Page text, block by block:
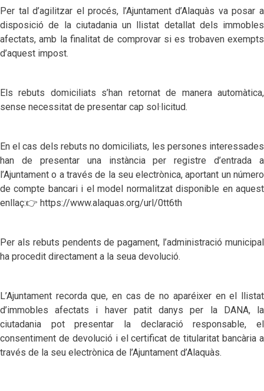
Per tal d’agilitzar el procés, l’Ajuntament d’Alaquàs va posar a
disposició de la ciutadania un llistat detallat dels immobles
afectats, amb la finalitat de comprovar si es trobaven exempts
d’aquest impost.
Els rebuts domiciliats s’han retornat de manera automàtica,
sense necessitat de presentar cap sol·licitud.
En el cas dels rebuts no domiciliats, les persones interessades
han de presentar una instància per registre d’entrada a
l’Ajuntament o a través de la seu electrònica, aportant un número
de compte bancari i el model normalitzat disponible en aquest
enllaç:👉 https://www.alaquas.org/url/0tt6th
Per als rebuts pendents de pagament, l’administració municipal
ha procedit directament a la seua devolució.
L’Ajuntament recorda que, en cas de no aparéixer en el llistat
d’immobles afectats i haver patit danys per la DANA, la
ciutadania pot presentar la declaració responsable, el
consentiment de devolució i el certificat de titularitat bancària a
través de la seu electrònica de l’Ajuntament d’Alaquàs.